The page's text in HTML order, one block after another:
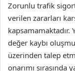
Zorunlu trafik
verilen zararları
kapsamamaktadır.
değer kaybı
üzerinden talep
onarımı